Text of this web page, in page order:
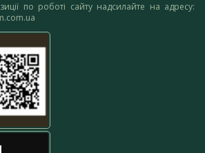
по роботі сайту надсилайте на адресу: